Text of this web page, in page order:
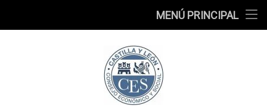
MENÚ PRINCIPAL